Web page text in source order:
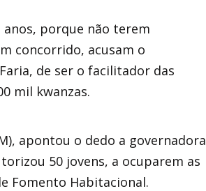
porque não terem
concorrido, acusam o
de ser o facilitador das
mil kwanzas.
apontou o dedo a governadora
50 jovens, a ocuparem as
Fomento Habitacional.